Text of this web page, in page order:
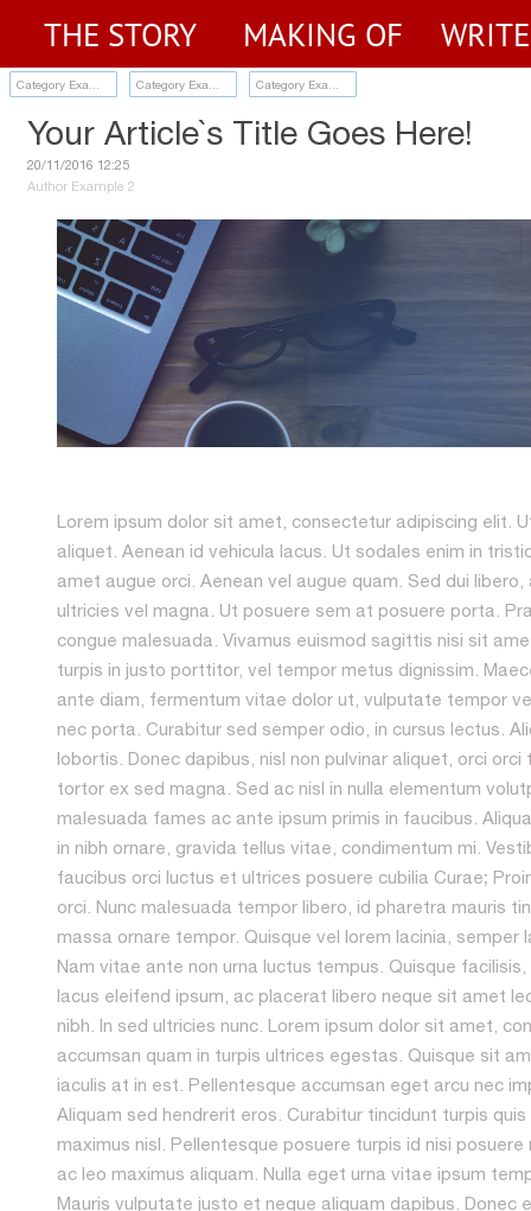
MAKING OF
THE STORY
Your Article`s Title Goes Here!
20/11/2016 12:25
Author Example 2
Lorem ipsum dolor sit amet, consectetur adipiscing elit.
aliquet. Aenean id vehicula lacus. Ut sodales enim in
amet augue orci. Aenean vel augue quam. Sed dui
ultricies vel magna. Ut posuere sem at posuere porta.
congue malesuada. Vivamus euismod sagittis nisi sit
turpis in justo porttitor, vel tempor metus dignissim.
ante diam, fermentum vitae dolor ut, vulputate tempor
nec porta. Curabitur sed semper odio, in cursus lectus.
lobortis. Donec dapibus, nisl non pulvinar aliquet, orci
tortor ex sed magna. Sed ac nisl in nulla elementum
malesuada fames ac ante ipsum primis in faucibus.
in nibh ornare, gravida tellus vitae, condimentum mi.
faucibus orci luctus et ultrices posuere cubilia Curae;
orci. Nunc malesuada tempor libero, id pharetra mauris
massa ornare tempor. Quisque vel lorem lacinia, semper
Nam vitae ante non urna luctus tempus. Quisque
lacus eleifend ipsum, ac placerat libero neque sit amet
nibh. In sed ultricies nunc. Lorem ipsum dolor sit amet,
accumsan quam in turpis ultrices egestas. Quisque sit
iaculis at in est. Pellentesque accumsan eget arcu nec
Aliquam sed hendrerit eros. Curabitur tincidunt turpis
maximus nisl. Pellentesque posuere turpis id nisi
ac leo maximus aliquam. Nulla eget urna vitae ipsum
Mauris vulputate justo et neque aliquam dapibus. Donec